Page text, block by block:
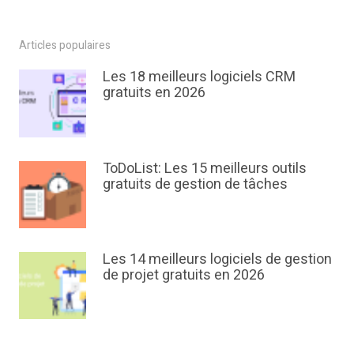
Articles populaires
Les 18 meilleurs logiciels CRM
gratuits en 2026
ToDoList: Les 15 meilleurs outils
gratuits de gestion de tâches
Les 14 meilleurs logiciels de gestion
de projet gratuits en 2026